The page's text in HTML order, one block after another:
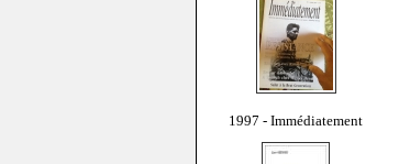
1997 - Immédiatement